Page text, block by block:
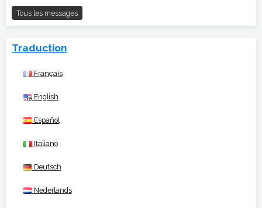
Tous les messages
Traduction
Français
English
Español
Italiano
Deutsch
Nederlands